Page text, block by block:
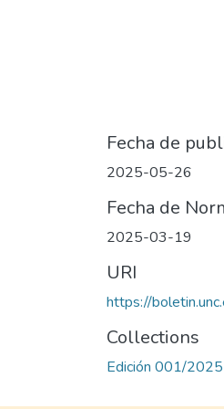
Fecha de
2025-05-26
Fecha de
2025-03-19
URI
https://
Collections
Edición 001/